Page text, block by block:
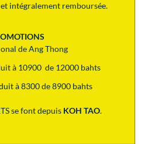
intégralement remboursée.
de Ang Thong
à 10900 de 12000 bahts
à 8300 de 8900 bahts
se font depuis KOH TAO.